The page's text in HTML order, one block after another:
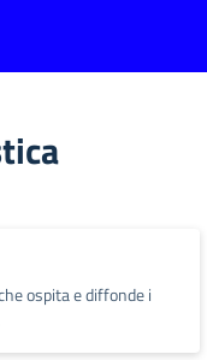
ospita e diffonde i